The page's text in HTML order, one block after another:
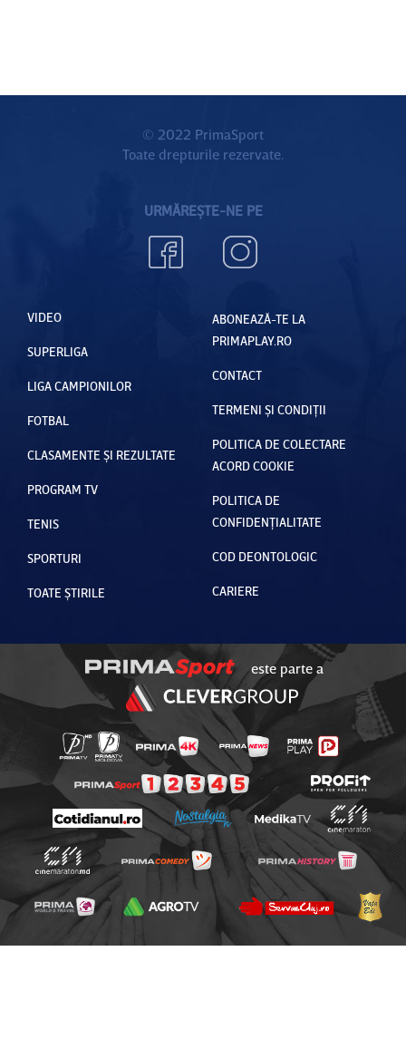
© 2022 PrimaSport
Toate drepturile rezervate.
URMĂREȘTE-NE PE
VIDEO
SUPERLIGA
LIGA CAMPIONILOR
FOTBAL
CLASAMENTE ȘI REZULTATE
PROGRAM TV
TENIS
SPORTURI
TOATE ȘTIRILE
ABONEAZĂ-TE LA
PRIMAPLAY.RO
CONTACT
TERMENI ȘI CONDIȚII
POLITICA DE COLECTARE
ACORD COOKIE
POLITICA DE
CONFIDENȚIALITATE
COD DEONTOLOGIC
CARIERE
este parte a